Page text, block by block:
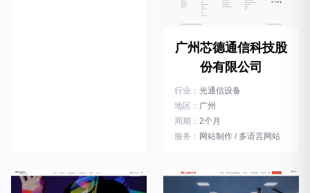
广州芯德通信科技股
份有限公司
行业： 光通信设备
地区： 广州
周期： 2个月
服务： 网站制作 / 多语言网站